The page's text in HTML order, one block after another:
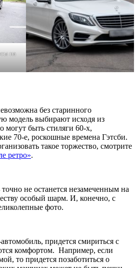
на
без старинного
модель выбирают исходя из
могут быть стиляги 60-х,
70-е, роскошные времена Гэтсби.
такое торжество, смотрите
ретро».
не останется незамеченным на
особый шарм. И, конечно, с
фото.
придется смириться с
комфортом. Например, если
то придется позаботиться о